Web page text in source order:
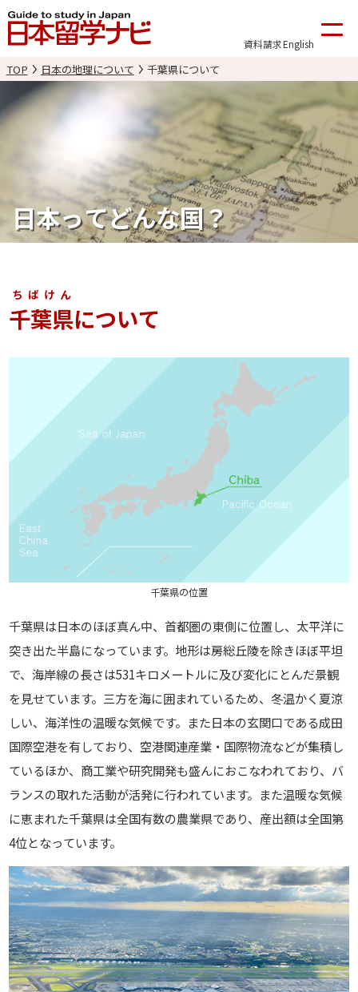
資料請求English
TOP 日本の地理について 千葉県について
日本ってどんな国？
千葉県
ちばけん
について
千葉県の位置
千葉県は日本のほぼ真ん中、首都圏の東側に位置し、太平洋に
突き出た半島になっています。地形は房総丘陵を除きほぼ平坦
で、海岸線の長さは531キロメートルに及び変化にとんだ景観
を見せています。三方を海に囲まれているため、冬温かく夏涼
しい、海洋性の温暖な気候です。また日本の玄関口である成田
国際空港を有しており、空港関連産業・国際物流などが集積し
ているほか、商工業や研究開発も盛んにおこなわれており、バ
ランスの取れた活動が活発に行われています。また温暖な気候
に恵まれた千葉県は全国有数の農業県であり、産出額は全国第
4位となっています。